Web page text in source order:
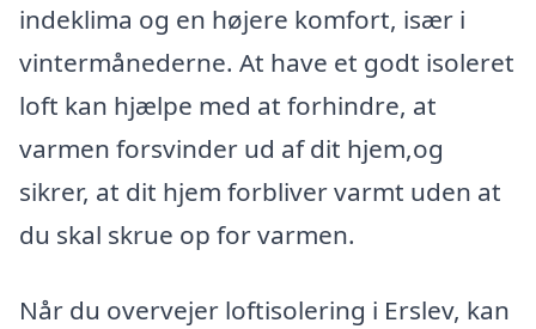
indeklima og en højere komfort, især i
vintermånederne. At have et godt isoleret
loft kan hjælpe med at forhindre, at
varmen forsvinder ud af dit hjem,og
sikrer, at dit hjem forbliver varmt uden at
du skal skrue op for varmen.
Når du overvejer loftisolering i Erslev, kan